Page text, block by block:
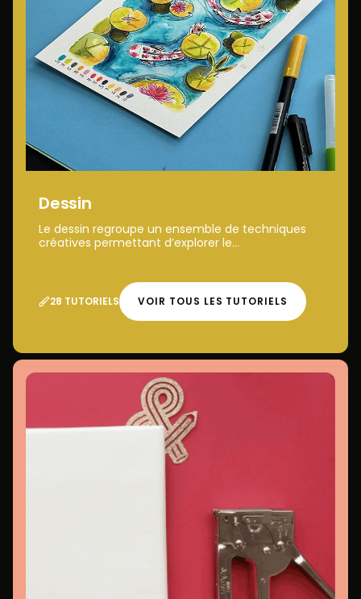
Dessin
Le dessin regroupe un ensemble de techniques
créatives permettant d’explorer le...
28 TUTORIELS VOIR TOUS LES TUTORIELS